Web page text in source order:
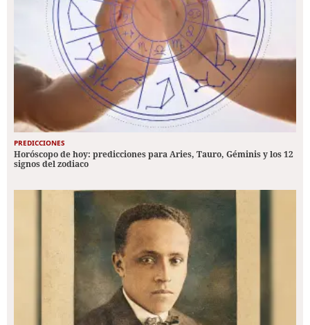
PREDICCIONES
Horóscopo de hoy: predicciones para Aries, Tauro, Géminis y los 12
signos del zodiaco